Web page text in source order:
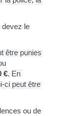
devez le
être punies
€. En
ci peut être
ou de